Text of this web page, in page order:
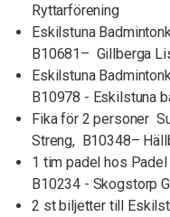
Ryttarförening
Eskilstuna
B10681– Gillberga
Eskilstuna
B10978 - Eskilstuna
Fika för 2 personer
Streng, B10348–
1 tim padel hos
B10234 - Skogstorp
2 st biljetter till